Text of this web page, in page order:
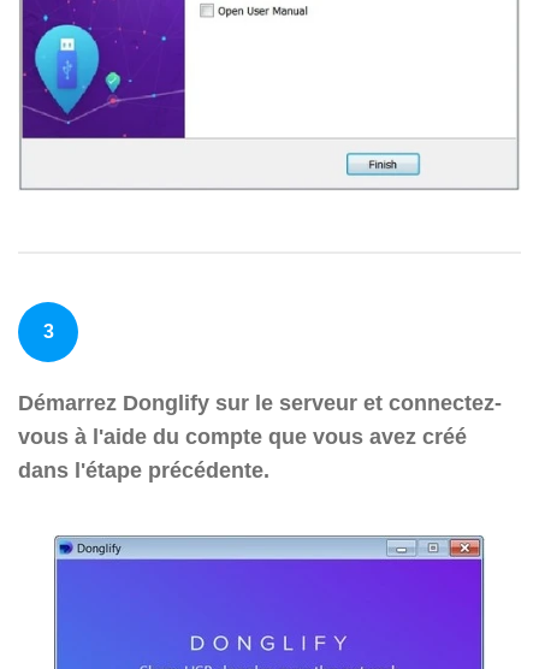
3
Démarrez Donglify sur le serveur et connectez-
vous à l'aide du compte que vous avez créé
dans l'étape précédente.